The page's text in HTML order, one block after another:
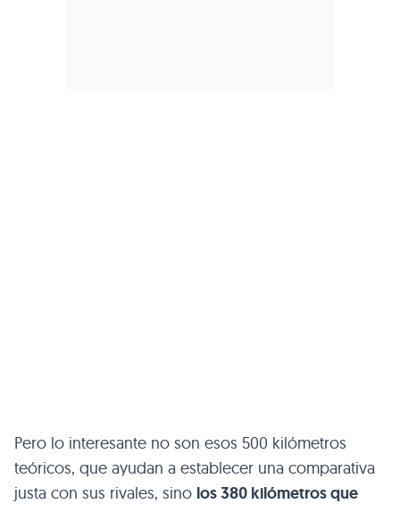
Pero lo interesante no son esos 500 kilómetros
teóricos, que ayudan a establecer una comparativa
justa con sus rivales, sino los 380 kilómetros que